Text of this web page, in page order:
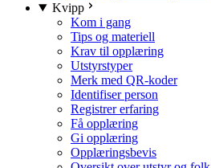
Kvipp
Kom i gang
Tips og materiell
Krav til opplæring
Utstyrstyper
Merk med QR-koder
Identifiser person
Registrer erfaring
Få opplæring
Gi opplæring
Opplæringsbevis